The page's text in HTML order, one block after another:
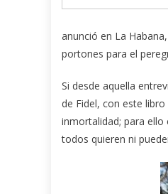
anunció en La
portones para el
Si desde aquella
de Fidel, con este
inmortalidad; para ello
todos quieren ni